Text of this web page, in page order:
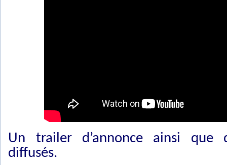
Un trailer d’annonce ainsi que
diffusés.